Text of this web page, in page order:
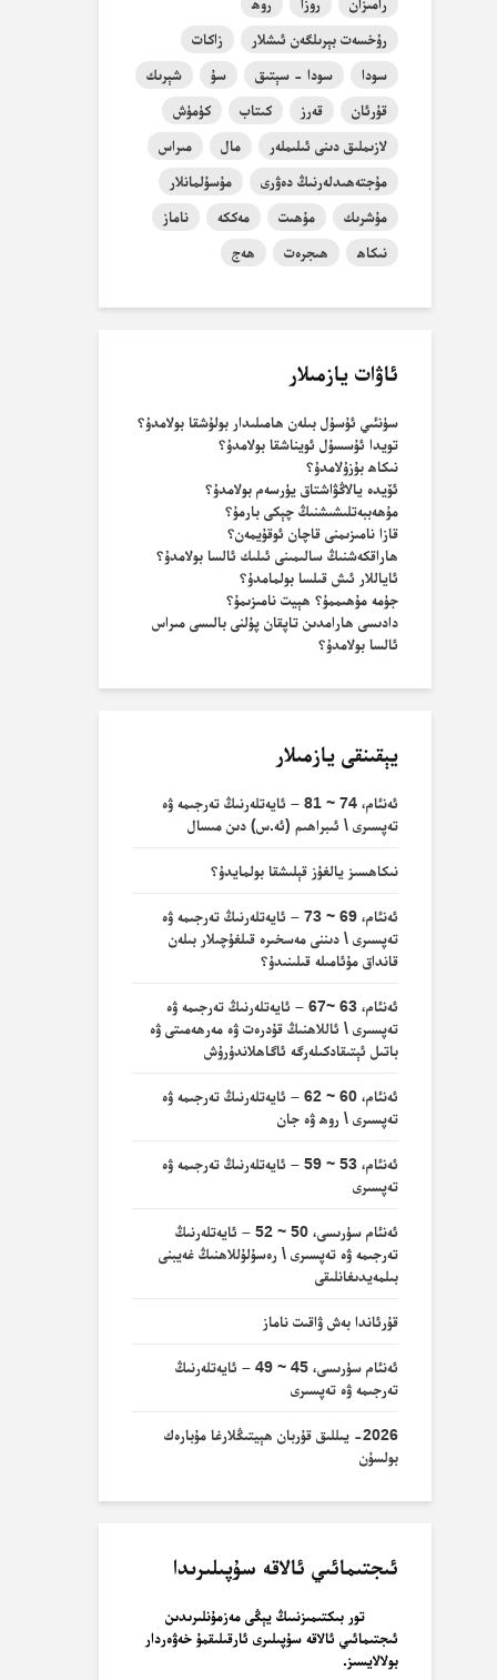
رۇخسەت بېرىلگەن ئىشلار
زاكات
سودا
سودا - سېتىق سۇ
شېرىك
قۇرئان
قەرز كىتاب
كۈمۈش
لازىملىق دىنى ئىلىملەر
مال
مىراس
مۇجتەھىدلەرنىڭ دەۋرى
مۇسۇلمانلار
مۇشرىك
مۇھىت مەككە
ناماز
نىكاھ
ھىجرەت ھەج
ئاۋات يازمىلار
سۈنئىي ئۇسۇل بىلەن ھامىلىدار بولۇشقا بولامدۇ؟
تويدا ئۇسسۇل ئويناشقا بولامدۇ؟
نىكاھ بۇزۇلامدۇ؟
ئۆيدە يالاڭۋاشتاق يۈرسەم بولامدۇ؟
مۇھەببەتلىشىشنىڭ چېكى بارمۇ؟
قازا نامىزىمنى قاچان ئوقۇيمەن؟
ھاراقكەشنىڭ سالىمىنى ئىلىك ئالسا بولامدۇ؟
ئاياللار ئىش قىلسا بولمامدۇ؟
جۈمە مۇھىممۇ؟ ھېيت نامىزىمۇ؟
دادىسى ھارامدىن تاپقان پۇلنى بالىسى مىراس
ئالسا بولامدۇ؟
يېقىنقى يازمىلار
ئەنئام، 74 ~ 81 – ئايەتلەرنىڭ تەرجىمە ۋە
تەپسىرى \ ئىبراھىم (ئە.س) دىن مىسال
نىكاھسىز يالغۇز قېلىشقا بولمايدۇ؟
ئەنئام، 69 ~ 73 – ئايەتلەرنىڭ تەرجىمە ۋە
تەپسىرى \ دىننى مەسخىرە قىلغۇچىلار بىلەن
قانداق مۇئامىلە قىلىنىدۇ؟
ئەنئام، 63 ~67 – ئايەتلەرنىڭ تەرجىمە ۋە
تەپسىرى \ ئاللاھنىڭ قۇدرەت ۋە مەرھەمىتى ۋە
باتىل ئېتىقادكىلەرگە ئاگاھلاندۇرۇش
ئەنئام، 60 ~ 62 – ئايەتلەرنىڭ تەرجىمە ۋە
تەپسىرى \ روھ ۋە جان
ئەنئام، 53 ~ 59 – ئايەتلەرنىڭ تەرجىمە ۋە
تەپسىرى
ئەنئام سۈرىسى، 50 ~ 52 – ئايەتلەرنىڭ
تەرجىمە ۋە تەپسىرى \ رەسۇلۇللاھنىڭ غەيبنى
بىلمەيدىغانلىقى
قۇرئاندا بەش ۋاقىت ناماز
ئەنئام سۈرىسى، 45 ~ 49 – ئايەتلەرنىڭ
تەرجىمە ۋە تەپسىرى
2026- يىللىق قۇربان ھېيتىڭلارغا مۇبارەك
بولسۇن
ئىجتىمائىي ئالاقە سۇپىلىرىدا
تور بىكتىمىزنىىڭ يېڭى مەزمۇنلىرىدىن
ئىجتىمائىي ئالاقە سۇپىلىرى ئارقىلىقمۇ خەۋەردار
بولالايسىز.